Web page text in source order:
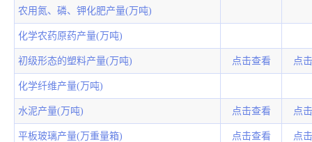
农用氮、磷、钾化肥产量(万吨)
化学农药原药产量(万吨)
初级形态的塑料产量(万吨) 点击查看 点
化学纤维产量(万吨)
水泥产量(万吨) 点击查看 点
平板玻璃产量(万重量箱) 点击查看 点